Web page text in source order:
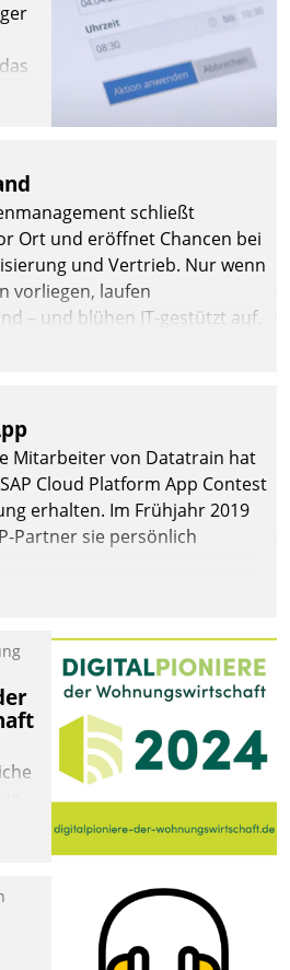
schließt
Ort und eröffnet Chancen bei
und Vertrieb. Nur wenn
vorliegen, laufen
– und blühen IT-gestützt auf.
Mitarbeiter von Datatrain hat
Cloud Platform App Contest
erhalten. Im Frühjahr 2019
Partner sie persönlich